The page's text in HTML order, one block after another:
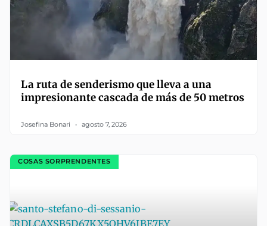
La ruta de senderismo que lleva a una
impresionante cascada de más de 50 metros
Josefina Bonari agosto 7, 2026
COSAS SORPRENDENTES